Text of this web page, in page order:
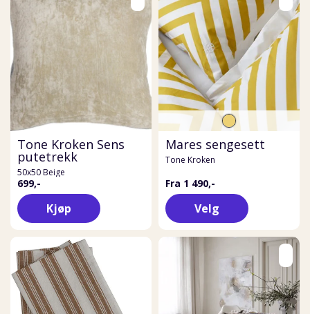
Tone Kroken Sens
putetrekk
50x50 Beige
699,-
Kjøp
Mares sengesett
Tone Kroken
Fra 1 490,-
Velg